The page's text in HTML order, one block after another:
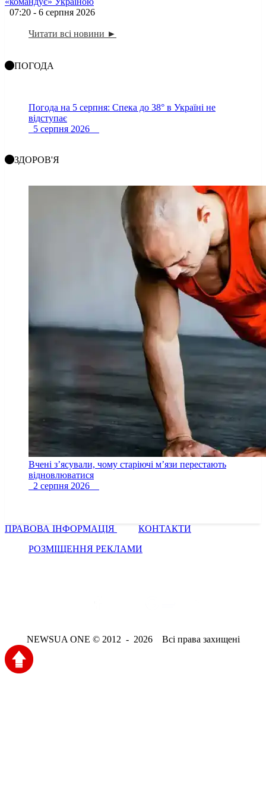
07:20 - 6 серпня 2026
Читати всі новини ►
ПОГОДА
Погода на 5 серпня: Спека до 38° в Україні не
відступає
5 серпня 2026
ЗДОРОВ'Я
Вчені з’ясували, чому старіючі м’язи перестають
відновлюватися
2 серпня 2026
ПРАВОВА ІНФОРМАЦІЯ
КОНТАКТИ
РОЗМІЩЕННЯ РЕКЛАМИ
NEWSUA ONE © 2012 - 2026 Всі права захищені